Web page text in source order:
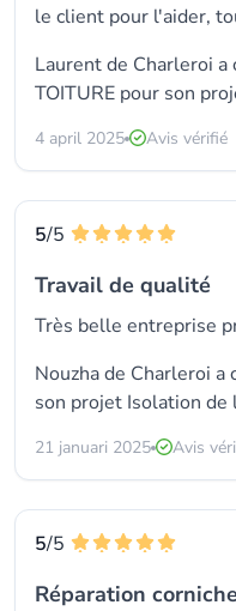
le client pour l'aider,
Laurent de Charleroi a
TOITURE pour son
4 april 2025 Avis vérifié
5/5
Travail de qualité
Très belle entreprise
Nouzha de Charleroi a
son projet Isolation de
21 januari 2025 Avis
5/5
Réparation